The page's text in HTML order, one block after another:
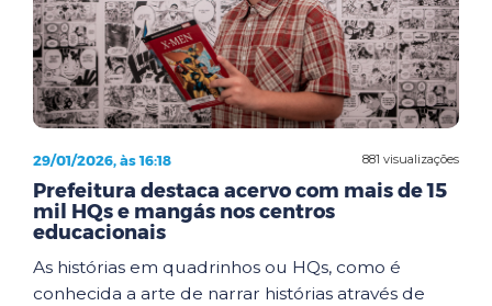
881 visualizações
29/01/2026, às 16:18
Prefeitura destaca acervo com mais de 15
mil HQs e mangás nos centros
educacionais
As histórias em quadrinhos ou HQs, como é
conhecida a arte de narrar histórias através de